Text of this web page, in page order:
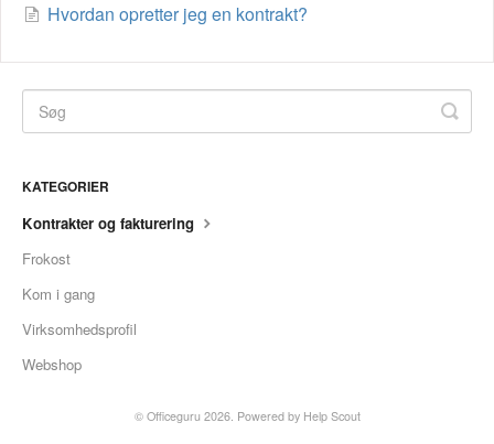
Hvordan opretter jeg en kontrakt?
KATEGORIER
Kontrakter og fakturering
Frokost
Kom i gang
Virksomhedsprofil
Webshop
© Officeguru 2026. Powered by Help Scout